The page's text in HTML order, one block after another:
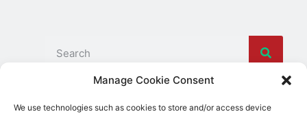
Manage Cookie Consent
We use technologies such as cookies to store and/or access device
Alojamento e Turismo